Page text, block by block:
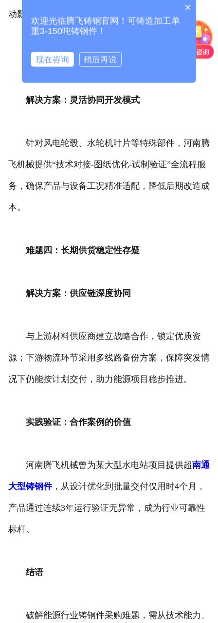
动影响。
难题三：非标需求匹配难
解决方案：灵活协同开发模式
针对风电轮毂、水轮机叶片等特殊部件，河南腾
飞机械提供“技术对接-图纸优化-试制验证”全流程服
务，确保产品与设备工况精准适配，降低后期改造成
本。
难题四：长期供货稳定性存疑
解决方案：供应链深度协同
与上游材料供应商建立战略合作，锁定优质资
源；下游物流环节采用多线路备份方案，保障突发情
况下仍能按计划交付，助力能源项目稳步推进。
实践验证：合作案例的价值
河南腾飞机械曾为某大型水电站项目提供超南通
大型铸钢件，从设计优化到批量交付仅用时4个月，
产品通过连续3年运行验证无异常，成为行业可靠性
标杆。
结语
破解能源行业铸钢件采购难题，需从技术能力、
×
欢迎光临腾飞铸钢官网！可铸造加工单
重3-150吨铸钢件！
现在咨询 稍后再说